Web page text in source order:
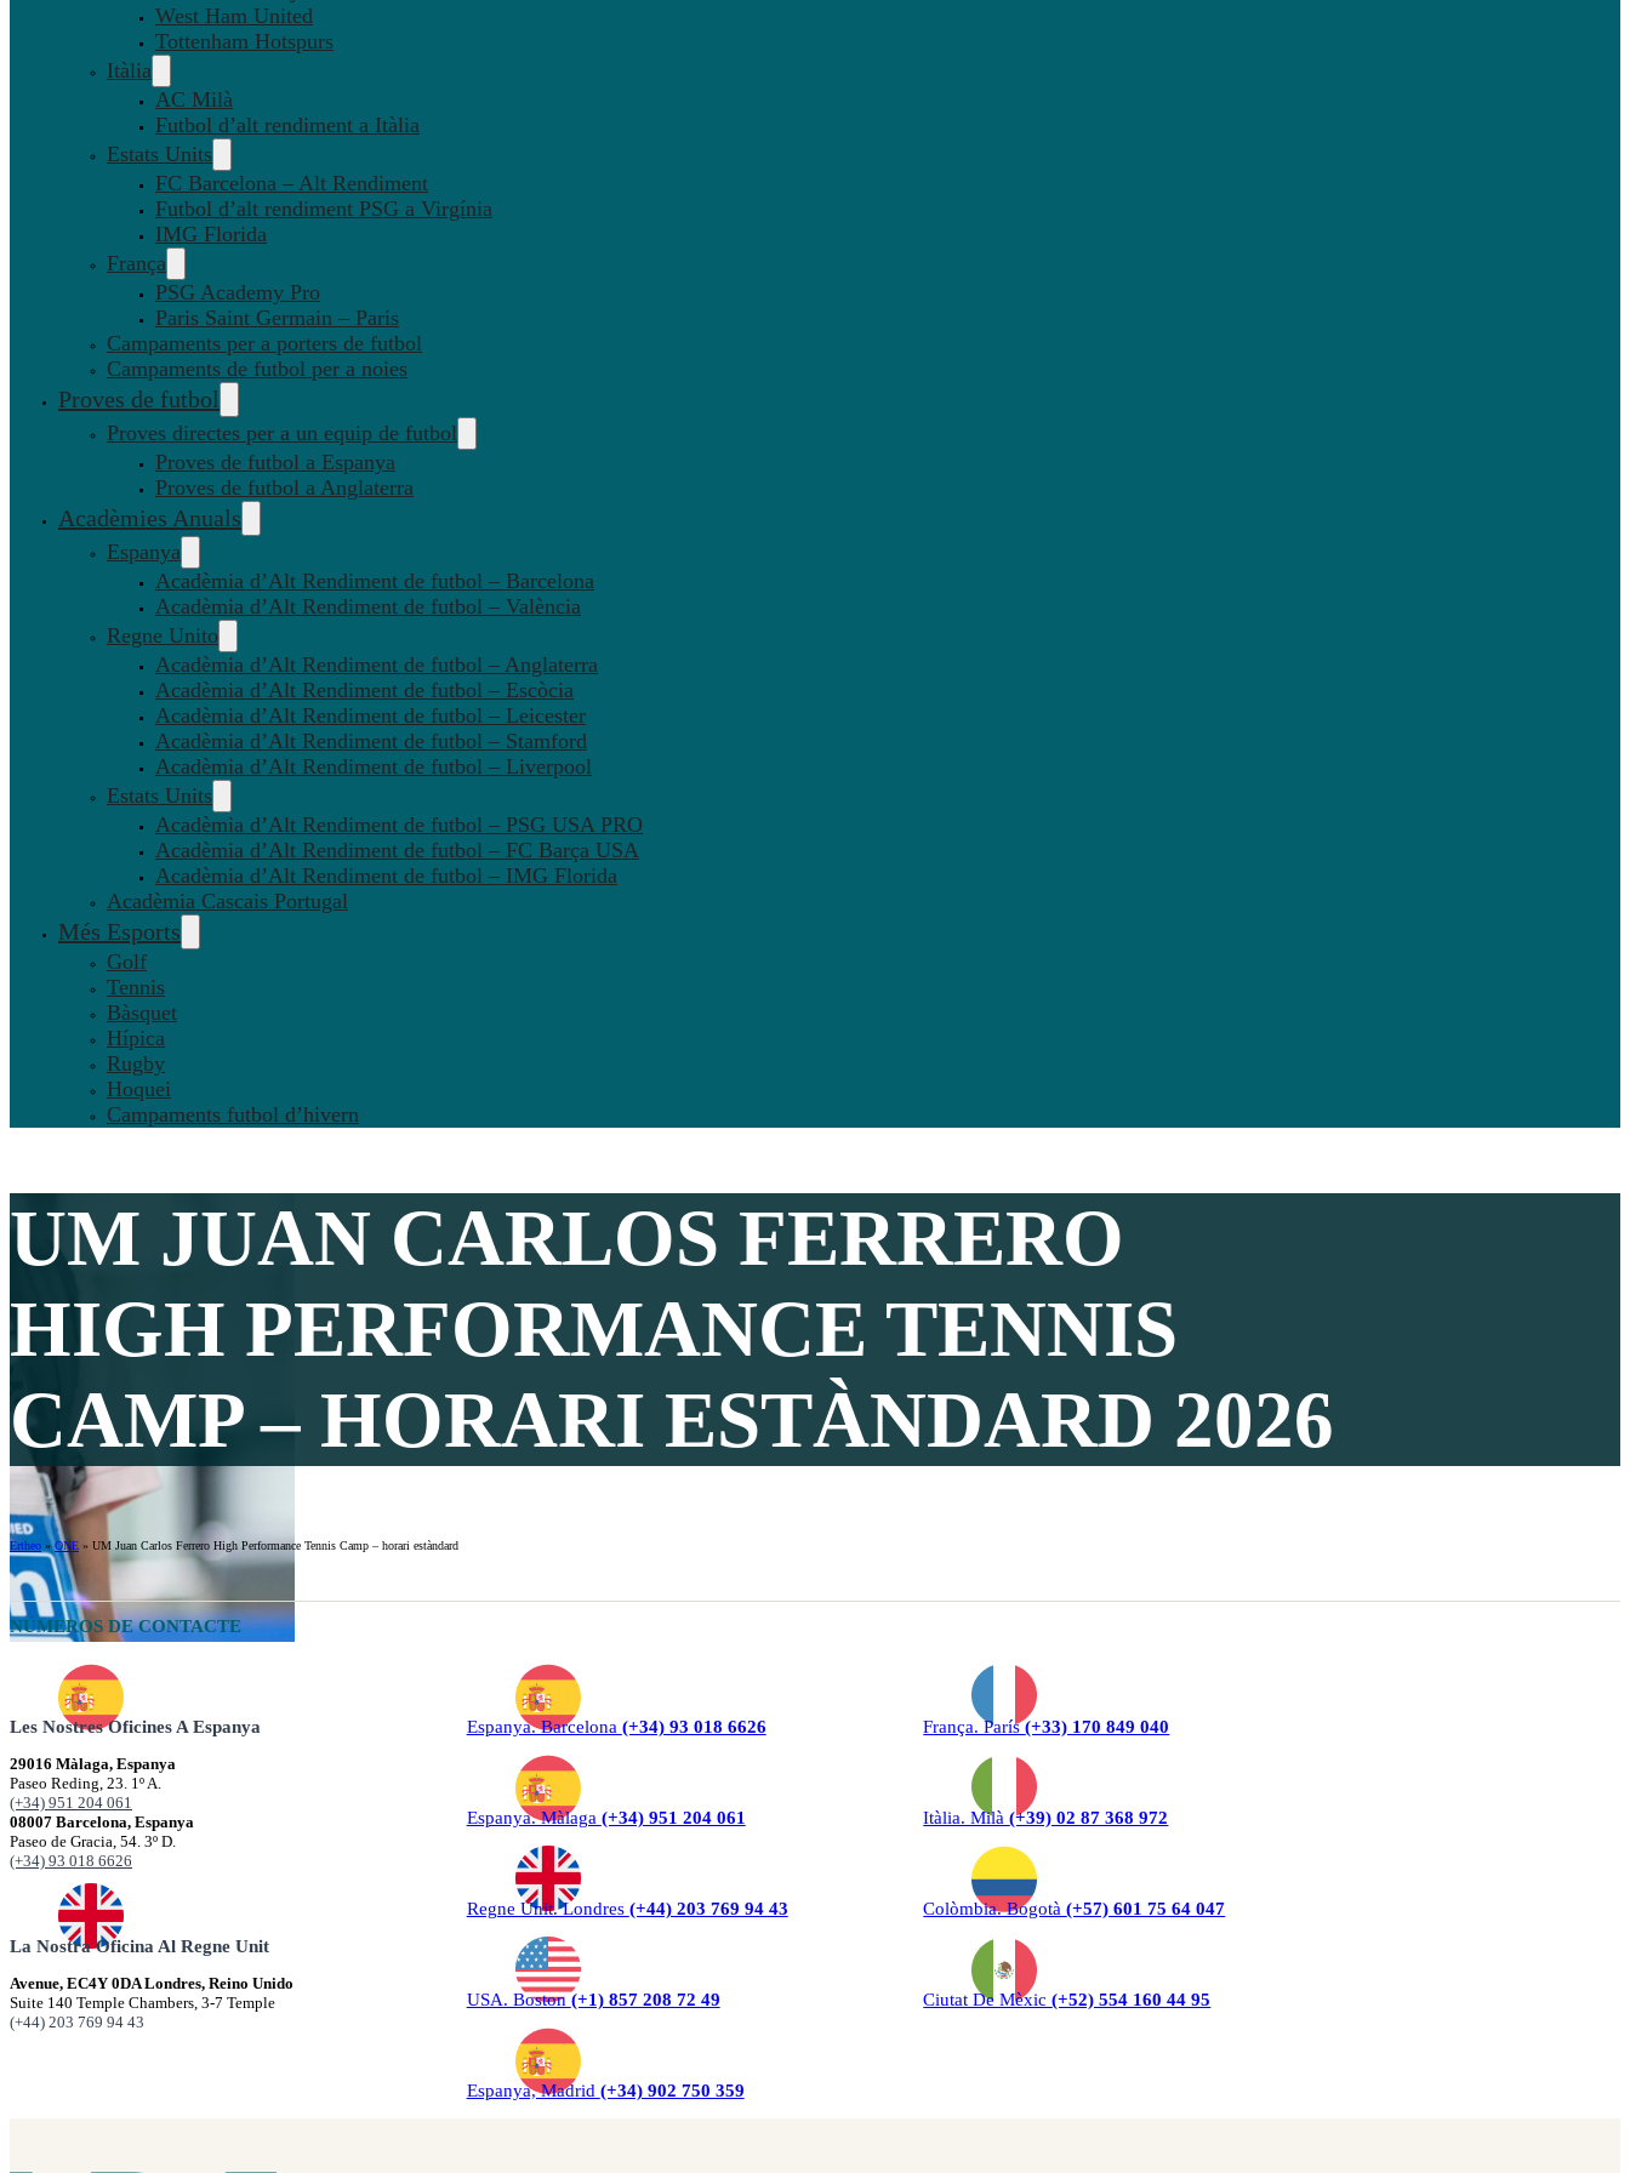
West Ham United
Tottenham Hotspurs
Itàlia
AC Milà
Futbol d’alt rendiment a Itàlia
Estats Units
FC Barcelona – Alt Rendiment
Futbol d’alt rendiment PSG a Virgínia
IMG Florida
França
PSG Academy Pro
Paris Saint Germain – Paris
Campaments per a porters de futbol
Campaments de futbol per a noies
Proves de futbol
Proves directes per a un equip de futbol
Proves de futbol a Espanya
Proves de futbol a Anglaterra
Acadèmies Anuals
Espanya
Acadèmia d’Alt Rendiment de futbol – Barcelona
Acadèmia d’Alt Rendiment de futbol – València
Regne Unito
Acadèmia d’Alt Rendiment de futbol – Anglaterra
Acadèmia d’Alt Rendiment de futbol – Escòcia
Acadèmia d’Alt Rendiment de futbol – Leicester
Acadèmia d’Alt Rendiment de futbol – Stamford
Acadèmia d’Alt Rendiment de futbol – Liverpool
Estats Units
Acadèmia d’Alt Rendiment de futbol – PSG USA PRO
Acadèmia d’Alt Rendiment de futbol – FC Barça USA
Acadèmia d’Alt Rendiment de futbol – IMG Florida
Acadèmia Cascais Portugal
Més Esports
Golf
Tennis
Bàsquet
Hípica
Rugby
Hoquei
Campaments futbol d’hivern
UM JUAN CARLOS FERRERO
HIGH PERFORMANCE TENNIS
CAMP – HORARI ESTÀNDARD 2026
Ertheo »ONE » UM Juan Carlos Ferrero High Performance Tennis Camp – horari estàndard
NÚMEROS DE CONTACTE
Les Nostres Oficines A Espanya
29016 Màlaga, Espanya
Paseo Reding, 23. 1º A.
(+34) 951 204 061
08007 Barcelona, Espanya
Paseo de Gracia, 54. 3º D.
(+34) 93 018 6626
La Nostra Oficina Al Regne Unit
Avenue, EC4Y 0DA Londres, Reino Unido
Suite 140 Temple Chambers, 3-7 Temple
(+44) 203 769 94 43
Espanya. Barcelona (+34) 93 018 6626
Espanya. Màlaga (+34) 951 204 061
Regne Unit. Londres (+44) 203 769 94 43
USA. Boston (+1) 857 208 72 49
Espanya, Madrid (+34) 902 750 359
França. París(+33) 170 849 040
Itàlia. Milà(+39) 02 87 368 972
Colòmbia. Bogotà(+57) 601 75 64 047
Ciutat De Mèxic(+52) 554 160 44 95